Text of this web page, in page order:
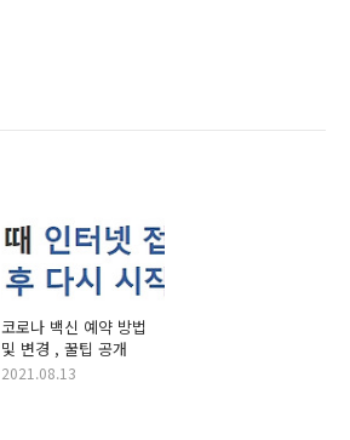
코로나 백신 예약 방법
및 변경 , 꿀팁 공개
2021.08.13